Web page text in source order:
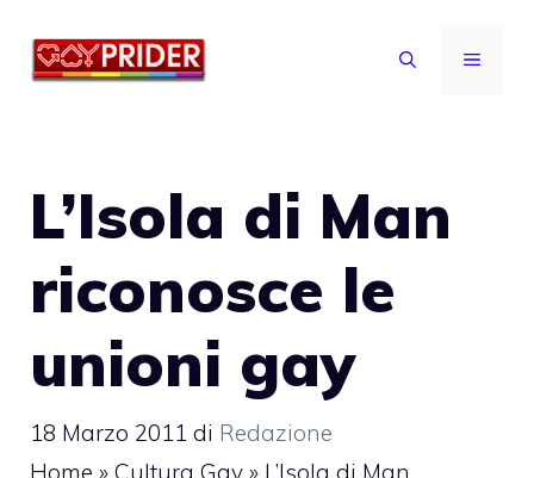
MENU
L’Isola di Man
riconosce le
unioni gay
18 Marzo 2011 di Redazione
Home » Cultura Gay » L’Isola di Man